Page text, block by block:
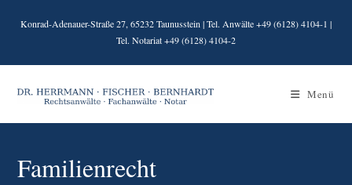
Inhalt
Konrad-Adenauer-Straße 27, 65232 Taunusstein | Tel. Anwälte +49 (6128) 4104-1 |
Tel. Notariat +49 (6128) 4104-2
Menü
Familienrecht